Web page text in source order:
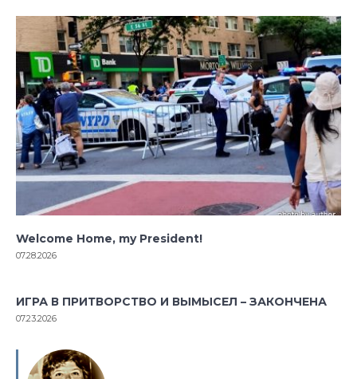
Welcome Home, my President!
07.28.2026
ИГРА В ПРИТВОРСТВО И ВЫМЫСЕЛ – ЗАКОНЧЕНА
07.23.2026